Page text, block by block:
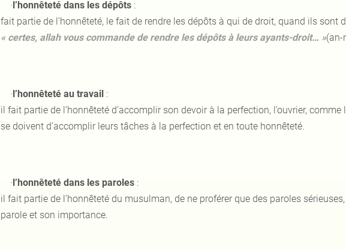
·l’honnêteté dans les dépôts:
fait partie de l’honnêteté, le fait de rendre les dépôts à qui de droit, quand ils sont
« certes, allah vous commande de rendre les dépôts à leurs ayants-droit… »(an-
·l’honnêteté au travail:
il fait partie de l’honnêteté d’accomplir son devoir à la perfection, l’ouvrier,
se doivent d’accomplir leurs tâches à la perfection et en toute honnêteté.
·l’honnêteté dans les paroles:
il fait partie de l’honnêteté du musulman, de ne proférer que des paroles
parole et son importance.